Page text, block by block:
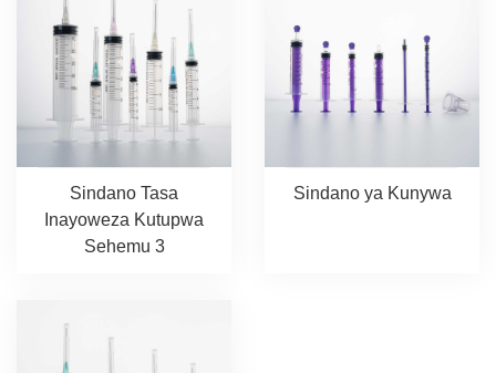
Sindano Tasa
Inayoweza Kutupwa
Sehemu 3
Sindano ya Kunywa